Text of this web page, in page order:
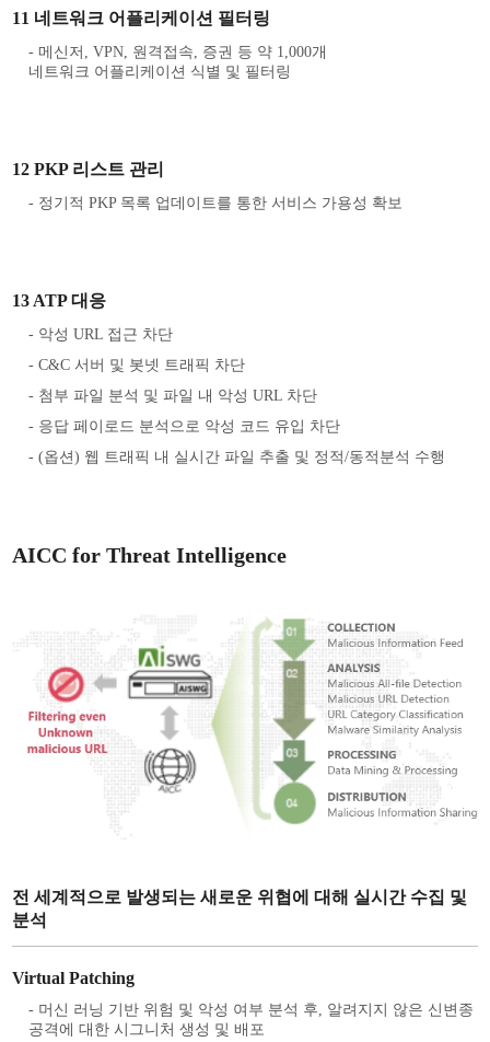
11 네트워크 어플리케이션 필터링
- 메신저, VPN, 원격접속, 증권 등 약 1,000개
네트워크 어플리케이션 식별 및 필터링
12 PKP 리스트 관리
- 정기적 PKP 목록 업데이트를 통한 서비스 가용성 확보
13 ATP 대응
- 악성 URL 접근 차단
- C&C 서버 및 봇넷 트래픽 차단
- 첨부 파일 분석 및 파일 내 악성 URL 차단
- 응답 페이로드 분석으로 악성 코드 유입 차단
- (옵션) 웹 트래픽 내 실시간 파일 추출 및 정적/동적분석 수행
AICC for Threat Intelligence
전 세계적으로 발생되는 새로운 위협에 대해 실시간 수집 및
분석
Virtual Patching
- 머신 러닝 기반 위험 및 악성 여부 분석 후, 알려지지 않은 신변종
공격에 대한 시그니처 생성 및 배포